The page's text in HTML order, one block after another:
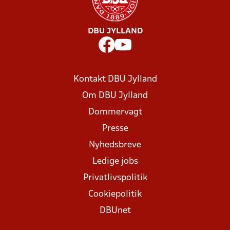
DBU JYLLAND
Kontakt DBU Jylland
Om DBU Jylland
Dommervagt
Presse
Nyhedsbreve
Ledige jobs
Privatlivspolitik
Cookiepolitik
DBUnet